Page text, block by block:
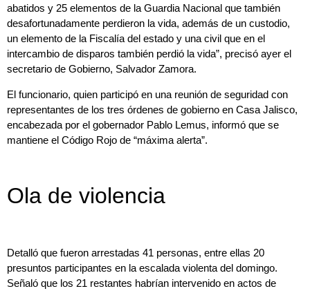
abatidos y 25 elementos de la Guardia Nacional que también
desafortunadamente perdieron la vida, además de un custodio,
un elemento de la Fiscalía del estado y una civil que en el
intercambio de disparos también perdió la vida”, precisó ayer el
secretario de Gobierno, Salvador Zamora.
El funcionario, quien participó en una reunión de seguridad con
representantes de los tres órdenes de gobierno en Casa Jalisco,
encabezada por el gobernador Pablo Lemus, informó que se
mantiene el Código Rojo de “máxima alerta”.
Ola de violencia
Detalló que fueron arrestadas 41 personas, entre ellas 20
presuntos participantes en la escalada violenta del domingo.
Señaló que los 21 restantes habrían intervenido en actos de